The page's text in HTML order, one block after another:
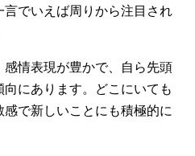
でいえば周りから注目され
情表現が豊かで、自ら先頭
にあります。どこにいても
で新しいことにも積極的に